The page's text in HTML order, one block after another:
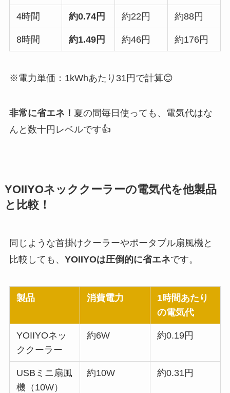
4時間 約0.74円 約22円 約88円
8時間 約1.49円 約46円 約176円
※電力単価：1kWhあたり31円で計算😊
非常に省エネ！ 夏の間毎日使っても、電気代はな
んと数十円レベルです👍
YOIIYOネッククーラーの電気代を他製品
と比較！
同じような首掛けクーラーやポータブル扇風機と
比較しても、 YOIIYOは圧倒的に省エネです。
製品 消費電力
1時間あたり
の電気代
YOIIYOネッ
ククーラー
約6W 約0.19円
USBミニ扇風
機（10W）
約10W 約0.31円